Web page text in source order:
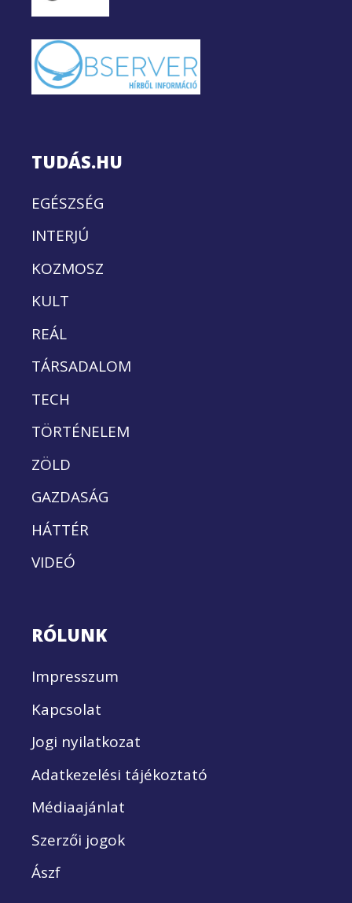
TUDÁS.HU
EGÉSZSÉG
INTERJÚ
KOZMOSZ
KULT
REÁL
TÁRSADALOM
TECH
TÖRTÉNELEM
ZÖLD
GAZDASÁG
HÁTTÉR
VIDEÓ
RÓLUNK
Impresszum
Kapcsolat
Jogi nyilatkozat
Adatkezelési tájékoztató
Médiaajánlat
Szerzői jogok
Ászf